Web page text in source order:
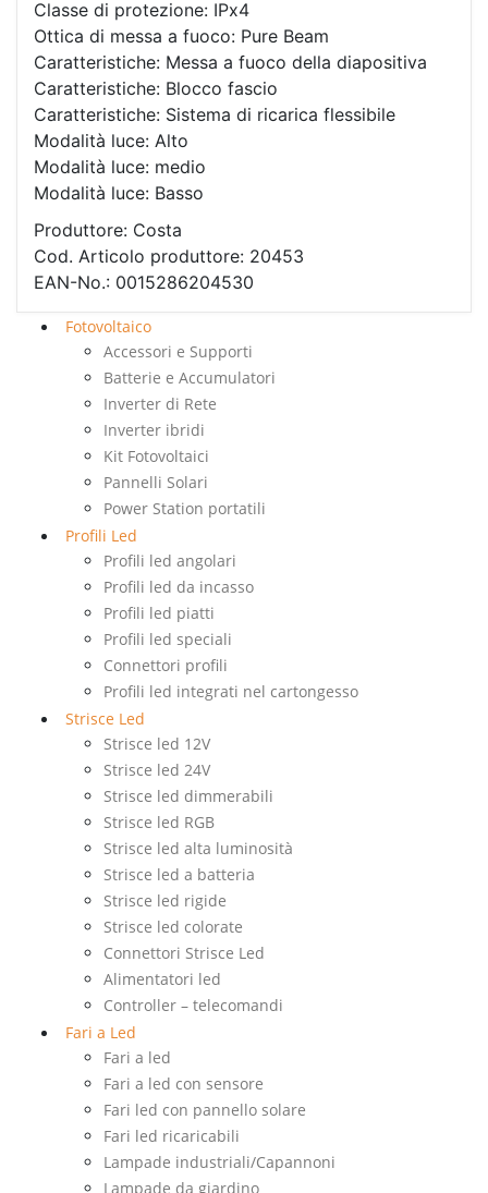
Classe di protezione: IPx4
Ottica di messa a fuoco: Pure Beam
Caratteristiche: Messa a fuoco della diapositiva
Caratteristiche: Blocco fascio
Caratteristiche: Sistema di ricarica flessibile
Modalità luce: Alto
Modalità luce: medio
Modalità luce: Basso
Produttore: Costa
Cod. Articolo produttore: 20453
EAN-No.: 0015286204530
Fotovoltaico
Accessori e Supporti
Batterie e Accumulatori
Inverter di Rete
Inverter ibridi
Kit Fotovoltaici
Pannelli Solari
Power Station portatili
Profili Led
Profili led angolari
Profili led da incasso
Profili led piatti
Profili led speciali
Connettori profili
Profili led integrati nel cartongesso
Strisce Led
Strisce led 12V
Strisce led 24V
Strisce led dimmerabili
Strisce led RGB
Strisce led alta luminosità
Strisce led a batteria
Strisce led rigide
Strisce led colorate
Connettori Strisce Led
Alimentatori led
Controller – telecomandi
Fari a Led
Fari a led
Fari a led con sensore
Fari led con pannello solare
Fari led ricaricabili
Lampade industriali/Capannoni
Lampade da giardino